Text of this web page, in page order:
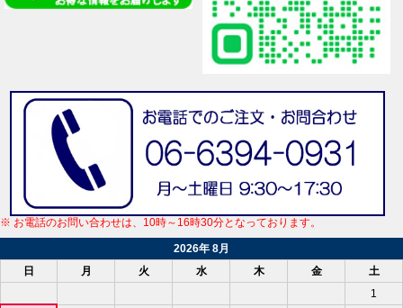
※ お電話のお問い合わせは、10時～16時30分となっております。
2026年 8月
日
月 火 水 木 金
土
1